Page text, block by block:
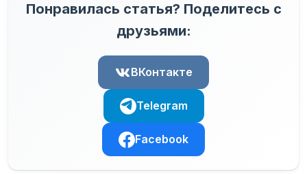
Понравилась статья? Поделитесь с
друзьями:
ВКонтакте
Telegram
Facebook